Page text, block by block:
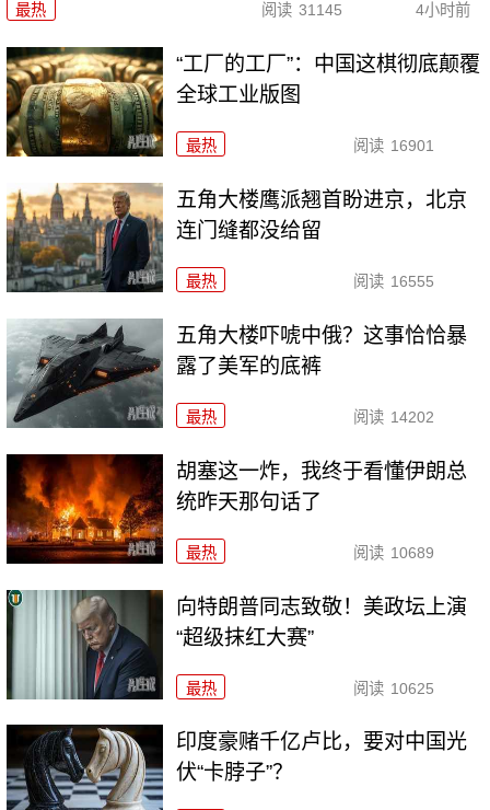
最热 阅读 31145 4小时前
“工厂的工厂”：中国这棋彻底颠覆
全球工业版图
最热 阅读 16901
五角大楼鹰派翘首盼进京，北京
连门缝都没给留
最热 阅读 16555
五角大楼吓唬中俄？这事恰恰暴
露了美军的底裤
最热 阅读 14202
胡塞这一炸，我终于看懂伊朗总
统昨天那句话了
最热 阅读 10689
向特朗普同志致敬！美政坛上演
“超级抹红大赛”
最热 阅读 10625
印度豪赌千亿卢比，要对中国光
伏“卡脖子”？